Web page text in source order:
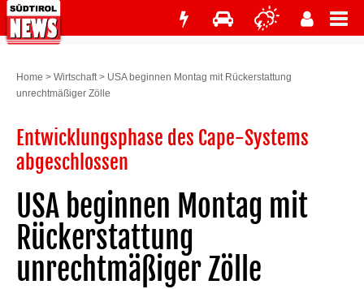
Home > Wirtschaft> USA beginnen Montag mit Rückerstattung
unrechtmäßiger Zölle
Entwicklungsphase des Cape-Systems
abgeschlossen
USA beginnen Montag mit
Rückerstattung
unrechtmäßiger Zölle